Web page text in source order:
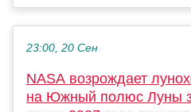
23:00, 20 Сен
NASA возрождает
на Южный полюс Луны